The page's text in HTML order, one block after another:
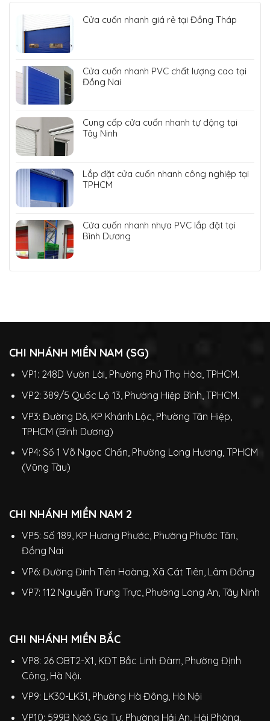
Cửa cuốn nhanh giá rẻ tại Đồng Tháp
Cửa cuốn nhanh PVC chất lượng cao tại
Đồng Nai
Cung cấp cửa cuốn nhanh tự động tại
Tây Ninh
Lắp đặt cửa cuốn nhanh công nghiệp tại
TPHCM
Cửa cuốn nhanh nhựa PVC lắp đặt tại
Bình Dương
CHI NHÁNH MIỀN NAM (SG)
VP1: 248D Vườn Lài, Phường Phú Thọ Hòa, TPHCM.
VP2: 389/5 Quốc Lộ 13, Phường Hiệp Bình, TPHCM.
VP3: Đường D6, KP Khánh Lộc, Phường Tân Hiệp,
TPHCM (Bình Dương)
VP4: Số 1 Võ Ngọc Chấn, Phường Long Hương, TPHCM
(Vũng Tàu)
CHI NHÁNH MIỀN NAM 2
VP5: Số 189, KP Hương Phước, Phường Phước Tân,
Đồng Nai
VP6: Đường Đinh Tiên Hoàng, Xã Cát Tiên, Lâm Đồng
VP7: 112 Nguyễn Trung Trực, Phường Long An, Tây Ninh
CHI NHÁNH MIỀN BẮC
VP8: 26 OBT2-X1, KĐT Bắc Linh Đàm, Phường Định
Công, Hà Nội.
VP9: LK30-LK31, Phường Hà Đông, Hà Nội
VP10: 599B Ngô Gia Tự, Phường Hải An, Hải Phòng.